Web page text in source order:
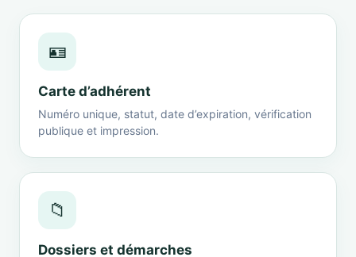
🪪
Carte d’adhérent
Numéro unique, statut, date d’expiration, vérification
publique et impression.
📁
Dossiers et démarches